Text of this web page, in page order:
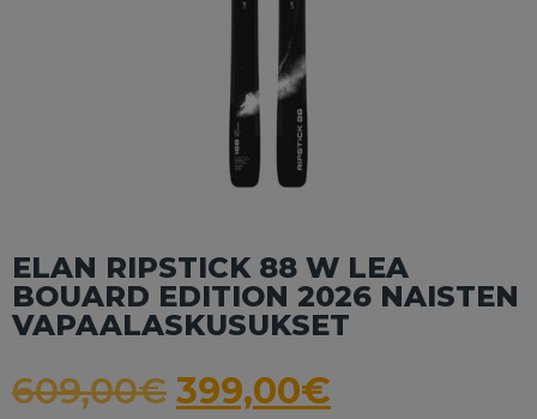
ELAN RIPSTICK 88 W LEA
BOUARD EDITION 2026 NAISTEN
VAPAALASKUSUKSET
609,00€ 399,00€